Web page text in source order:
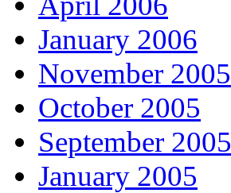
January 2006
November 2005
October 2005
September 2005
January 2005